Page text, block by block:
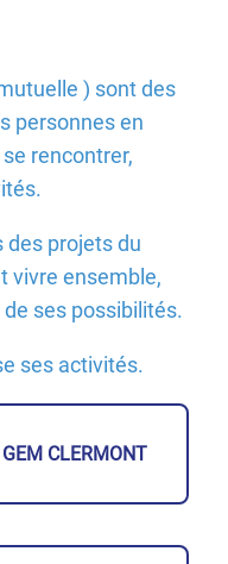
) sont des
personnes en
rencontrer,
des projets du
vivre ensemble,
ses possibilités.
ses activités.
GEM CLERMONT